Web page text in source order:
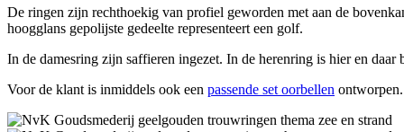
De ringen zijn rechthoekig van profiel geworden met aan de
hoogglans gepolijste gedeelte representeert een golf.
In de damesring zijn saffieren ingezet. In de herenring is hier en
Voor de klant is inmiddels ook een passende set oorbellen